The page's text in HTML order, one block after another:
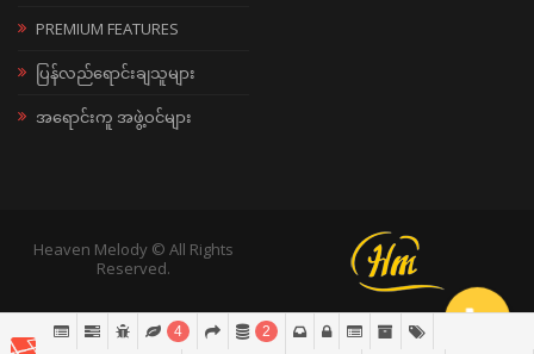
PREMIUM FEATURES
ပြန်လည်ရောင်းချသူများ
အရောင်းကူ အဖွဲ့ဝင်များ
Heaven Melody © All Rights
Reserved.
4 2